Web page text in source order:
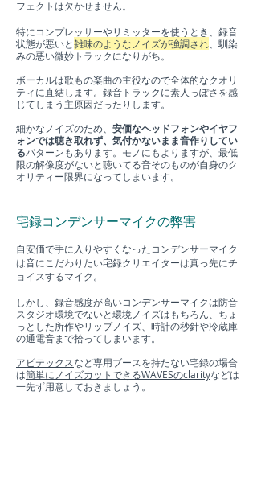
フェクトは欠かせません。
特にコンプレッサーやリミッターを使うとき、録音
状態が悪いと雑味のようなノイズが強調され 、馴染
みの悪い微妙トラックになりがち。
ボーカルは歌もの楽曲の主役なので全体的なクオリ
ティに直結します。録音トラックに素人っぽさを感
じてしまう主原因だったりします。
細かなノイズのため、 安価なヘッドフォンやイヤフ
ォンでは聴き取れず、気付かないまま音作りしてい
るパターンもあります。モノにもよりますが、最低
限の解像度がないと聴いてる音そのものが自身のク
オリティー限界になってしまいます。
宅録コンデンサーマイクの弊害
自安価で手に入りやすくなったコンデンサーマイク
は音にこだわりたい宅録クリエイターは真っ先にチ
ョイスするマイク。
しかし、録音感度が高いコンデンサーマイクは防音
スタジオ環境でないと環境ノイズはもちろん、 ち ょ
っとした所作やリップノイズ、時計の秒針や冷蔵庫
の通電音まで拾ってしまいます。
アビテックスなど専用ブースを持たない宅録の場合
は簡単にノイズカットできるWAVESのclarityなどは
一先ず用意しておきましょう。